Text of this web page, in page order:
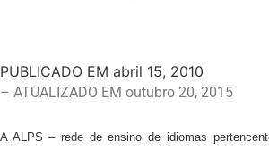
PUBLICADO EM abril 15, 2010
– ATUALIZADO EM outubro 20, 2015
A ALPS – rede de ensino de idiomas